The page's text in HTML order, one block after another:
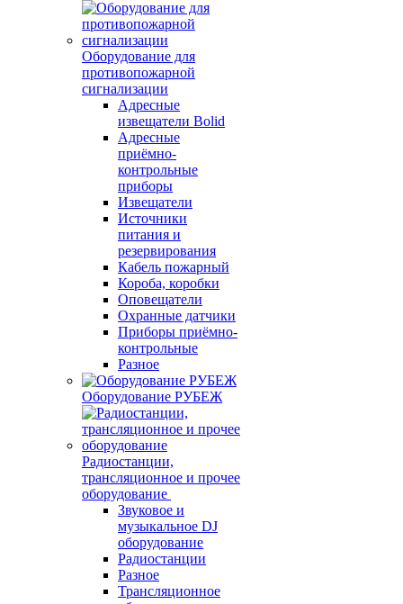
Оборудование для
противопожарной
сигнализации
Адресные
извещатели Bolid
Адресные
приёмно-
контрольные
приборы
Извещатели
Источники
питания и
резервирования
Кабель пожарный
Короба, коробки
Оповещатели
Охранные датчики
Приборы приёмно-
контрольные
Разное
Оборудование РУБЕЖ
Радиостанции,
трансляционное и прочее
оборудование
Звуковое и
музыкальное DJ
оборудование
Радиостанции
Разное
Трансляционное